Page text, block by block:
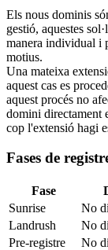
Els nous dominis
gestió, aquestes
manera individual i
motius.
Una mateixa
aquest cas es
aquest procés no
domini directament
cop l'extensió hagi
Fases de
Fase
Sunrise
No
Landrush
No
Pre-registre
No